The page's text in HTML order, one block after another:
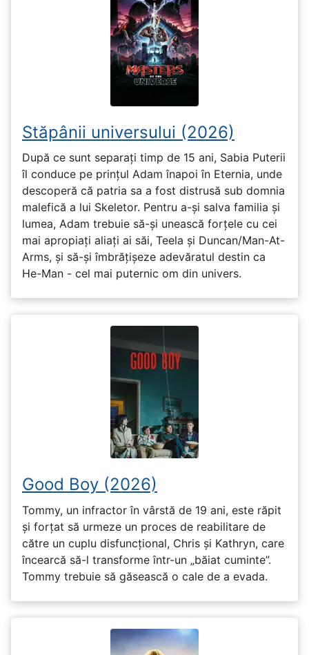
Stăpânii universului (2026)
După ce sunt separați timp de 15 ani, Sabia Puterii
îl conduce pe prințul Adam înapoi în Eternia, unde
descoperă că patria sa a fost distrusă sub domnia
malefică a lui Skeletor. Pentru a-și salva familia și
lumea, Adam trebuie să-și unească forțele cu cei
mai apropiați aliați ai săi, Teela și Duncan/Man-At-
Arms, și să-și îmbrățișeze adevăratul destin ca
He-Man - cel mai puternic om din univers.
Good Boy (2026)
Tommy, un infractor în vârstă de 19 ani, este răpit
și forțat să urmeze un proces de reabilitare de
către un cuplu disfuncțional, Chris și Kathryn, care
încearcă să-l transforme într-un „băiat cuminte”.
Tommy trebuie să găsească o cale de a evada.